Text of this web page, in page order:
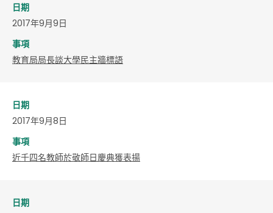
日期
2017年9月9日
事項
教育局局長談大學民主牆標語
日期
2017年9月8日
事項
近千四名教師於敬師日慶典獲表揚
日期